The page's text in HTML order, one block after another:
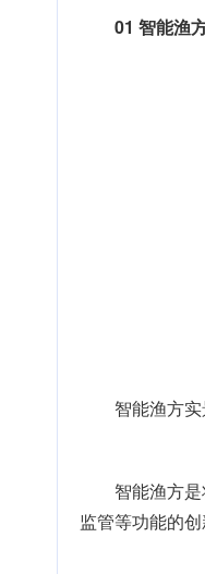
01 智能渔
智能渔方
智能渔方
监管等功能的